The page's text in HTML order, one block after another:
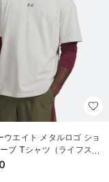
ウエイト メタルロゴ ショ
ブ Tシャツ（ライフスタ